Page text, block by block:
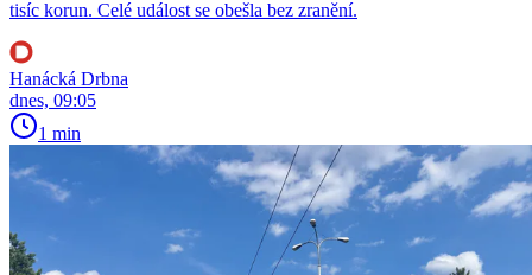
tisíc korun. Celé událost se obešla bez zranění.
Hanácká Drbna
dnes, 09:05
1 min